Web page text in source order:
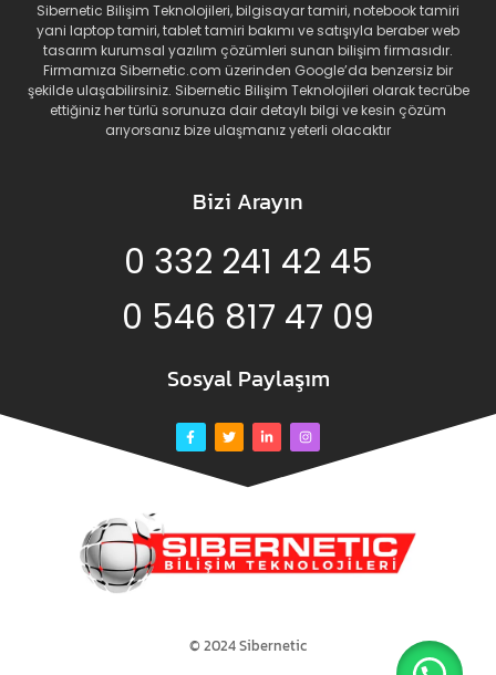
Sibernetic Bilişim Teknolojileri, bilgisayar tamiri, notebook tamiri
yani laptop tamiri, tablet tamiri bakımı ve satışıyla beraber web
tasarım kurumsal yazılım çözümleri sunan bilişim firmasıdır.
Firmamıza Sibernetic.com üzerinden Google’da benzersiz bir
şekilde ulaşabilirsiniz. Sibernetic Bilişim Teknolojileri olarak tecrübe
ettiğiniz her türlü sorunuza dair detaylı bilgi ve kesin çözüm
arıyorsanız bize ulaşmanız yeterli olacaktır
Bizi Arayın
0 332 241 42 45
0 546 817 47 09
Sosyal Paylaşım
© 2024 Sibernetic